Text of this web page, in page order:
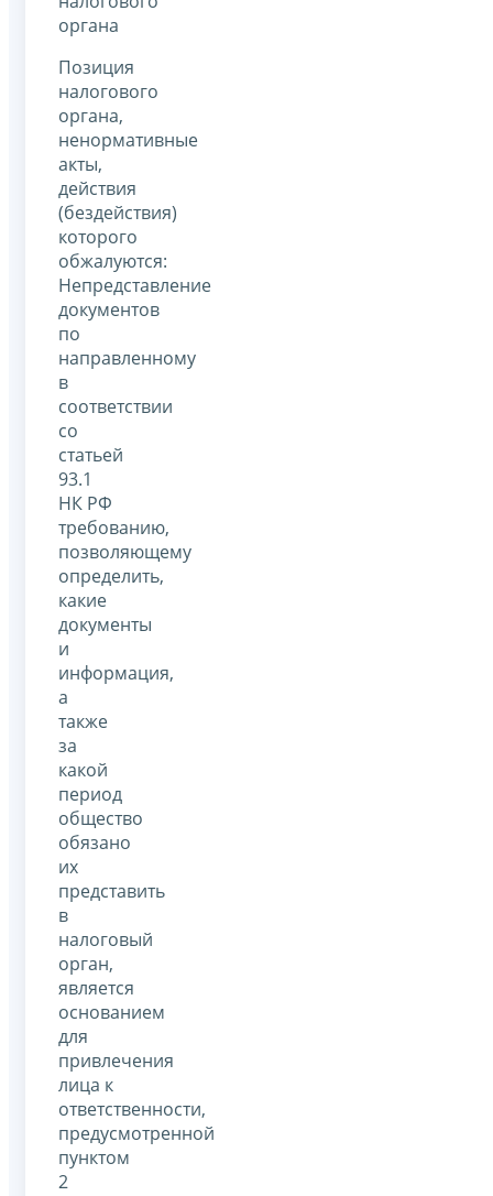
органа
Позиция
налогового
органа,
ненормативные
акты,
действия
(бездействия)
которого
обжалуются:
Непредставление
документов
по
направленному
в
соответствии
со
статьей
93.1
НК РФ
требованию,
позволяющему
определить,
какие
документы
и
информация,
а
также
за
какой
период
общество
обязано
их
представить
в
налоговый
орган,
является
основанием
для
привлечения
лица к
ответственности,
предусмотренной
пунктом
2